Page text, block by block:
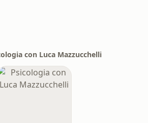
con Luca Mazzucchelli